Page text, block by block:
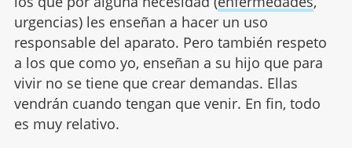
urgencias) les enseñan a hacer un uso
responsable del aparato. Pero también respeto
a los que como yo, enseñan a su hijo que para
vivir no se tiene que crear demandas. Ellas
vendrán cuando tengan que venir. En fin, todo
es muy relativo.